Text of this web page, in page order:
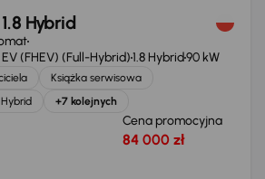
Hybrid
(FHEV) (Full-Hybrid)1.8 Hybrid90 kW
Książka serwisowa
Hybrid +7 kolejnych
Cena promocyjna
84 000 zł